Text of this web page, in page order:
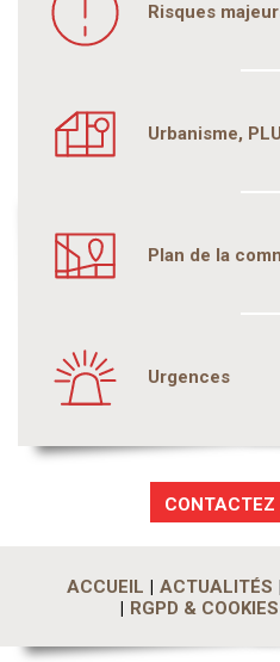
Risques
Urbanisme,
Plan de la
Urgences
ACCUEIL ACTUALITÉS
RGPD & COOKIES